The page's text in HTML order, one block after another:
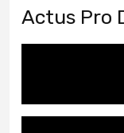
Actus Pro